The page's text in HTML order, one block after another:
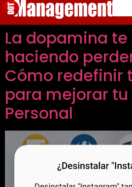
La dopamina
haciendo
Cómo redefinir
para mejorar tu
Personal